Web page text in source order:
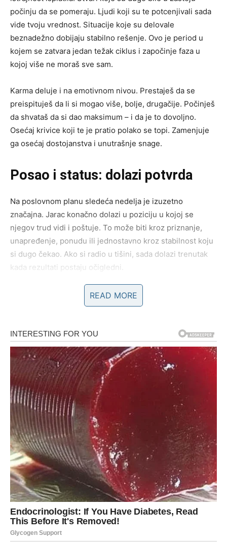
počinju da se pomeraju. Ljudi koji su te potcenjivali sada
vide tvoju vrednost. Situacije koje su delovale
beznadežno dobijaju stabilno rešenje. Ovo je period u
kojem se zatvara jedan težak ciklus i započinje faza u
kojoj više ne moraš sve sam.
Karma deluje i na emotivnom nivou. Prestaješ da se
preispituješ da li si mogao više, bolje, drugačije. Počinješ
da shvataš da si dao maksimum – i da je to dovoljno.
Osećaj krivice koji te je pratio polako se topi. Zamenjuje
ga osećaj dostojanstva i unutrašnje snage.
Posao i status: dolazi potvrda
Na poslovnom planu sledeća nedelja je izuzetno
značajna. Jarac konačno dolazi u poziciju u kojoj se
njegov trud vidi i poštuje. To može biti kroz priznanje,
unapređenje, ponudu ili jednostavno kroz stabilnost koju
si dugo čekao. Ako si radio u tišini, sada dolazi trenutak
kada rezultati postaju očigledni.
Mnogi Jarčevi će shvatiti da više ne moraju da dokazuju
svoju vrednost – ona je već prepoznata. Ovo je dobar
Donosiš ih mirne glave, jer znaš gde stojiš. Karma ovde
vraća autoritet, ali i sigurnost. Osećaš da konačno imaš
kontrolu nad svojim pravcem.
Finansije: stabilnost kao nagrada
Finansijski aspekt sledeće nedelje donosi olakšanje. Ne
mora nužno biti veliki dobitak, ali dolazi sigurnost.
Moguće je rešavanje dugova, povoljan dogovor, ili
jednostavno osećaj da više ne strepiš. Karma vraća ono
što si pametno ulagao – vreme, trud i odgovornost sada
se pretvaraju u stabilnu osnovu.
Jarac sada uči da ne mora sve da nosi sam. Možeš sebi
dozvoliti da malo predahneš, da se nagradiš, da uložiš u
sebe bez osećaja krivice. Sreća dolazi kroz sigurnost, a
READ MORE